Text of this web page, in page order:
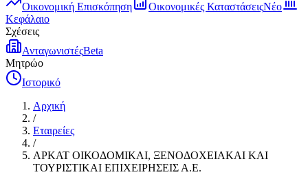
Οικονομική Επισκόπηση
Οικονομικές ΚαταστάσειςΝέο
Κεφάλαιο
Σχέσεις
ΑνταγωνιστέςBeta
Μητρώο
Ιστορικό
Αρχική
/
Εταιρείες
/
ΑΡΚΑΤ ΟΙΚΟΔΟΜΙΚΑΙ, ΞΕΝΟΔΟΧΕΙΑΚΑΙ ΚΑΙ
ΤΟΥΡΙΣΤΙΚΑΙ ΕΠΙΧΕΙΡΗΣΕΙΣ Α.Ε.